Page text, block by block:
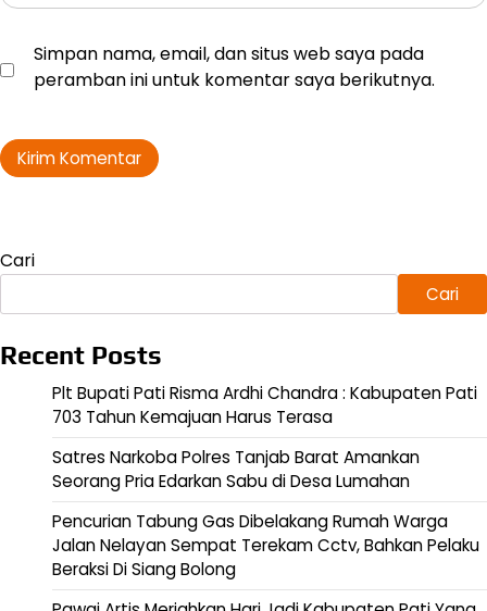
Simpan nama, email, dan situs web saya pada
peramban ini untuk komentar saya berikutnya.
Cari
Cari
Recent Posts
Plt Bupati Pati Risma Ardhi Chandra : Kabupaten Pati
703 Tahun Kemajuan Harus Terasa
Satres Narkoba Polres Tanjab Barat Amankan
Seorang Pria Edarkan Sabu di Desa Lumahan
Pencurian Tabung Gas Dibelakang Rumah Warga
Jalan Nelayan Sempat Terekam Cctv, Bahkan Pelaku
Beraksi Di Siang Bolong